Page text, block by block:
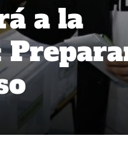
a la